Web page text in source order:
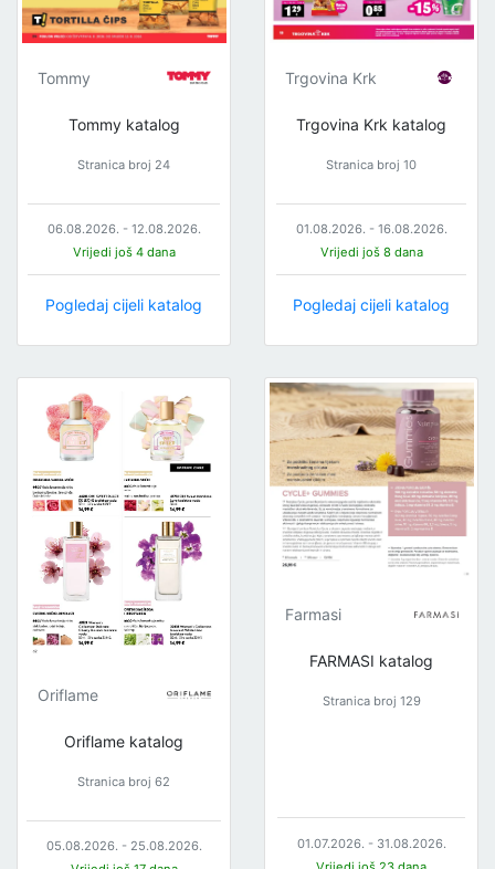
Tommy
Tommy katalog
Stranica broj 24
06.08.2026. - 12.08.2026.
Vrijedi još 4 dana
Pogledaj cijeli katalog
Trgovina Krk
Trgovina Krk katalog
Stranica broj 10
01.08.2026. - 16.08.2026.
Vrijedi još 8 dana
Pogledaj cijeli katalog
Oriflame
Oriflame katalog
Stranica broj 62
05.08.2026. - 25.08.2026.
Farmasi
FARMASI katalog
Stranica broj 129
01.07.2026. - 31.08.2026.